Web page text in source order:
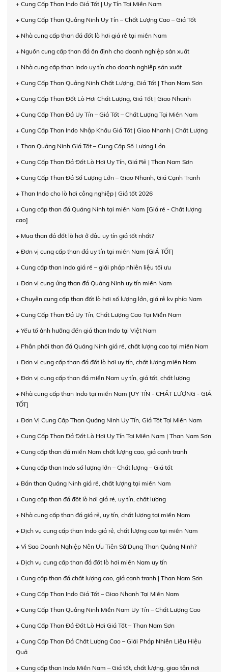
+ Cung Cấp Than Indo Giá Tốt | Uy Tín Tại Miền Nam
+ Cung Cấp Than Quảng Ninh Uy Tín – Chất Lượng Cao – Giá Tốt
+ Nhà cung cấp than đá đốt lò hơi giá rẻ tại miền Nam
+ Nguồn cung cấp than đá ổn định cho doanh nghiệp sản xuất
+ Nhà cung cấp than Indo uy tín cho doanh nghiệp sản xuất
+ Cung Cấp Than Quảng Ninh Chất Lượng, Giá Tốt | Than Nam Sơn
+ Cung Cấp Than Đốt Lò Hơi Chất Lượng, Giá Tốt | Giao Nhanh
+ Cung Cấp Than Đá Uy Tín – Giá Tốt – Chất Lượng Tại Miền Nam
+ Cung Cấp Than Indo Nhập Khẩu Giá Tốt | Giao Nhanh | Chất Lượng
+ Than Quảng Ninh Giá Tốt – Cung Cấp Số Lượng Lớn
+ Cung Cấp Than Đá Đốt Lò Hơi Uy Tín, Giá Rẻ | Than Nam Sơn
+ Cung Cấp Than Đá Số Lượng Lớn – Giao Nhanh, Giá Cạnh Tranh
+ Than Indo cho lò hơi công nghiệp | Giá tốt 2026
+ Cung cấp than đá Quảng Ninh tại miền Nam [Giá rẻ - Chất lượng
cao]
+ Mua than đá đốt lò hơi ở đâu uy tín giá tốt nhất?
+ Đơn vị cung cấp than đá uy tín tại miền Nam [GIÁ TỐT]
+ Cung cấp than Indo giá rẻ – giải pháp nhiên liệu tối ưu
+ Đơn vị cung ứng than đá Quảng Ninh uy tín miền Nam
+ Chuyên cung cấp than đốt lò hơi số lượng lớn, giá rẻ kv phía Nam
+ Cung Cấp Than Đá Uy Tín, Chất Lượng Cao Tại Miền Nam
+ Yếu tố ảnh hưởng đến giá than Indo tại Việt Nam
+ Phân phối than đá Quảng Ninh giá rẻ, chất lượng cao tại miền Nam
+ Đơn vị cung cấp than đá đốt lò hơi uy tín, chất lượng miền Nam
+ Đơn vị cung cấp than đá miền Nam uy tín, giá tốt, chất lượng
+ Nhà cung cấp than Indo tại miền Nam [UY TÍN - CHẤT LƯỢNG - GIÁ
TỐT]
+ Đơn Vị Cung Cấp Than Quảng Ninh Uy Tín, Giá Tốt Tại Miền Nam
+ Cung Cấp Than Đá Đốt Lò Hơi Uy Tín Tại Miền Nam | Than Nam Sơn
+ Cung cấp than đá miền Nam chất lượng cao, giá cạnh tranh
+ Cung cấp than Indo số lượng lớn – Chất lượng – Giá tốt
+ Bán than Quảng Ninh giá rẻ, chất lượng tại miền Nam
+ Cung cấp than đá đốt lò hơi giá rẻ, uy tín, chất lượng
+ Nhà cung cấp than đá giá rẻ, uy tín, chất lượng tại miền Nam
+ Dịch vụ cung cấp than Indo giá rẻ, chất lượng cao tại miền Nam
+ Vì Sao Doanh Nghiệp Nên Ưu Tiên Sử Dụng Than Quảng Ninh?
+ Dịch vụ cung cấp than đá đốt lò hơi miền Nam uy tín
+ Cung cấp than đá chất lượng cao, giá cạnh tranh | Than Nam Sơn
+ Cung Cấp Than Indo Giá Tốt – Giao Nhanh Tại Miền Nam
+ Cung Cấp Than Quảng Ninh Miền Nam Uy Tín – Chất Lượng Cao
+ Cung Cấp Than Đá Đốt Lò Hơi Giá Tốt – Than Nam Sơn
+ Cung Cấp Than Đá Chất Lượng Cao – Giải Pháp Nhiên Liệu Hiệu
Quả
+ Cung cấp than Indo Miền Nam – Giá tốt, chất lượng, giao tận nơi